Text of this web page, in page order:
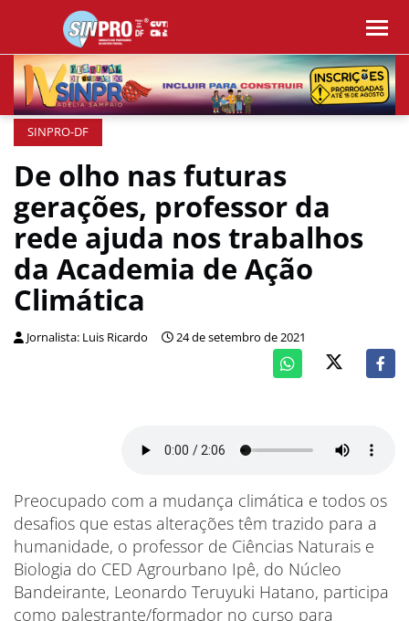
SINPRO-DF
De olho nas futuras
gerações, professor da
rede ajuda nos trabalhos
da Academia de Ação
Climática
Jornalista: Luis Ricardo 24 de setembro de 2021
Preocupado com a mudança climática e todos os
desafios que estas alterações têm trazido para a
humanidade, o professor de Ciências Naturais e
Biologia do CED Agrourbano Ipê, do Núcleo
Bandeirante, Leonardo Teruyuki Hatano, participa
como palestrante/formador no curso para